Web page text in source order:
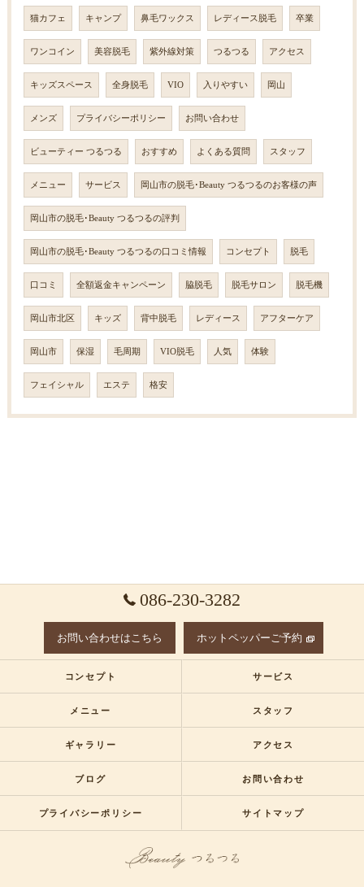
猫カフェ キャンプ 鼻毛ワックス レディース脱毛 卒業
ワンコイン 美容脱毛 紫外線対策 つるつる アクセス
キッズスペース 全身脱毛 VIO 入りやすい 岡山
メンズ プライバシーポリシー お問い合わせ
ビューティー つるつる おすすめ よくある質問 スタッフ
メニュー サービス 岡山市の脱毛･Beauty つるつるのお客様の声
岡山市の脱毛･Beauty つるつるの評判
岡山市の脱毛･Beauty つるつるの口コミ情報 コンセプト 脱毛
口コミ 全額返金キャンペーン 脇脱毛 脱毛サロン 脱毛機
岡山市北区 キッズ 背中脱毛 レディース アフターケア
岡山市 保湿 毛周期 VIO脱毛 人気 体験
フェイシャル エステ 格安
086-230-3282
お問い合わせはこちら ホットペッパーご予約
コンセプト サービス
メニュー スタッフ
ギャラリー アクセス
ブログ お問い合わせ
プライバシーポリシー サイトマップ